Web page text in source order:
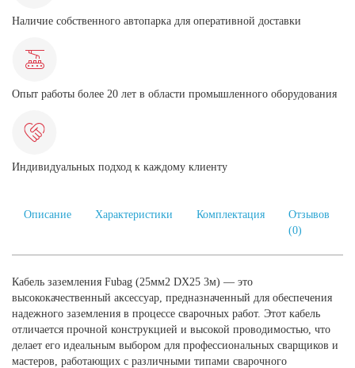
Наличие собственного автопарка для оперативной доставки
Опыт работы более 20 лет в области промышленного оборудования
Индивидуальных подход к каждому клиенту
Описание Характеристики Комплектация
Отзывов
(0)
Кабель заземления Fubag (25мм2 DX25 3м) — это
высококачественный аксессуар, предназначенный для обеспечения
надежного заземления в процессе сварочных работ. Этот кабель
отличается прочной конструкцией и высокой проводимостью, что
делает его идеальным выбором для профессиональных сварщиков и
мастеров, работающих с различными типами сварочного